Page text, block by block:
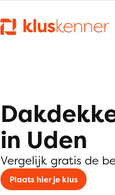
in Uden
Vergelijk gratis de
Plaats hier je klus